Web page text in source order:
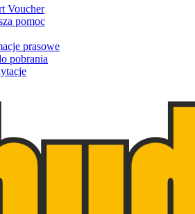
Voucher
pomoc
prasowe
pobrania